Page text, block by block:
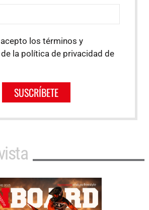
los términos y
la política de privacidad de
SUSCRÍBETE